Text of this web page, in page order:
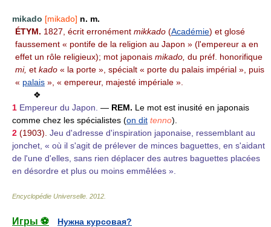
mikado [mikado] n. m.
ÉTYM. 1827, écrit erronément mikkado (Académie) et glosé
faussement « pontife de la religion au Japon » (l'empereur a en
effet un rôle religieux); mot japonais mikado, du préf. honorifique
mi, et kado « la porte », spécialt « porte du palais impérial », puis
« palais », « empereur, majesté impériale ».
❖
1 Empereur du Japon. — REM. Le mot est inusité en japonais
comme chez les spécialistes (on dit tenno).
2 (1903). Jeu d'adresse d'inspiration japonaise, ressemblant au
jonchet, « où il s'agit de prélever de minces baguettes, en s'aidant
de l'une d'elles, sans rien déplacer des autres baguettes placées
en désordre et plus ou moins emmêlées ».
Encyclopédie Universelle 2012
Игры ⚽ Нужна курсовая?